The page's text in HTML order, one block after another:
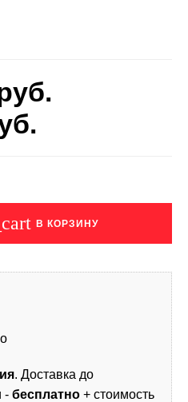
В КОРЗИНУ
. Доставка до
- бесплатно + стоимость